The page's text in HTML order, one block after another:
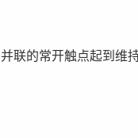
联的常开触点起到维